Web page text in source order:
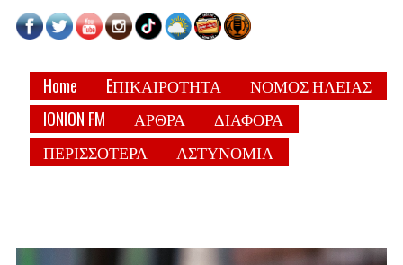
Home EΠΙΚΑΙΡΟΤΗΤΑ
ΝΟΜΟΣ ΗΛΕΙΑΣ
IONION FM
ΑΡΘΡΑ
ΔΙΑΦΟΡΑ
ΠΕΡΙΣΣΟΤΕΡΑ
ΑΣΤΥΝΟΜΙΑ